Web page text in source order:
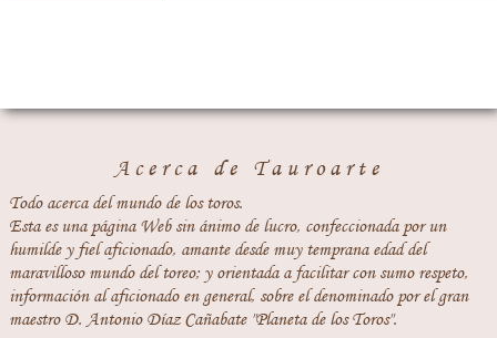
Acerca de Tauroarte
Todo acerca del mundo de los toros.
Esta es una página Web sin ánimo de lucro, confeccionada por un
humilde y fiel aficionado, amante desde muy temprana edad del
maravilloso mundo del toreo; y orientada a facilitar con sumo respeto,
información al aficionado en general, sobre el denominado por el gran
maestro D. Antonio Díaz Cañabate "Planeta de los Toros".